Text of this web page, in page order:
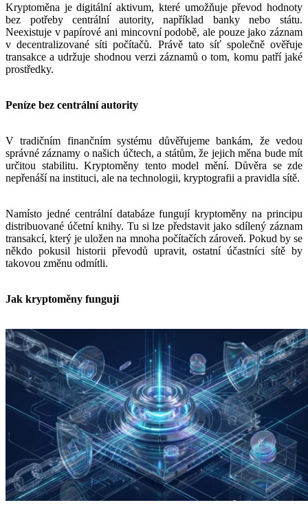
Kryptoměna je digitální aktivum, které umožňuje převod hodnoty
bez potřeby centrální autority, například banky nebo státu.
Neexistuje v papírové ani mincovní podobě, ale pouze jako záznam
v decentralizované síti počítačů. Právě tato síť společně ověřuje
transakce a udržuje shodnou verzi záznamů o tom, komu patří jaké
prostředky.
Peníze bez centrální autority
V tradičním finančním systému důvěřujeme bankám, že vedou
správné záznamy o našich účtech, a státům, že jejich měna bude mít
určitou stabilitu. Kryptoměny tento model mění. Důvěra se zde
nepřenáší na instituci, ale na technologii, kryptografii a pravidla sítě.
Namísto jedné centrální databáze fungují kryptoměny na principu
distribuované účetní knihy. Tu si lze představit jako sdílený záznam
transakcí, který je uložen na mnoha počítačích zároveň. Pokud by se
někdo pokusil historii převodů upravit, ostatní účastníci sítě by
takovou změnu odmítli.
Jak kryptoměny fungují